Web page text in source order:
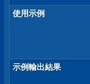
使用示例
示例輸出結果